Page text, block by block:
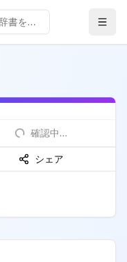
書を検索...
確認中...
シェア